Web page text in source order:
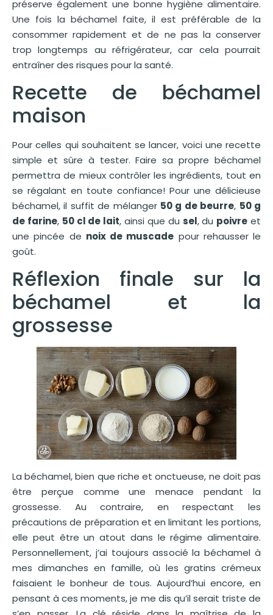
préserve également une bonne hygiène alimentaire.
Une fois la béchamel faite, il est préférable de la
consommer rapidement et de ne pas la conserver
trop longtemps au réfrigérateur, car cela pourrait
entraîner des risques pour la santé.
Recette de béchamel
maison
Pour celles qui souhaitent se lancer, voici une recette
simple et sûre à tester. Faire sa propre béchamel
permettra de mieux contrôler les ingrédients, tout en
se régalant en toute confiance! Pour une délicieuse
béchamel, il suffit de mélanger 50 g de beurre, 50 g
de farine, 50 cl de lait, ainsi que du sel, du poivre et
une pincée de noix de muscade pour rehausser le
goût.
Réflexion finale sur la
béchamel et la
grossesse
La béchamel, bien que riche et onctueuse, ne doit pas
être perçue comme une menace pendant la
grossesse. Au contraire, en respectant les
précautions de préparation et en limitant les portions,
elle peut être un atout dans le régime alimentaire.
Personnellement, j’ai toujours associé la béchamel à
mes dimanches en famille, où les gratins crémeux
faisaient le bonheur de tous. Aujourd’hui encore, en
pensant à ces moments, je me dis qu’il serait triste de